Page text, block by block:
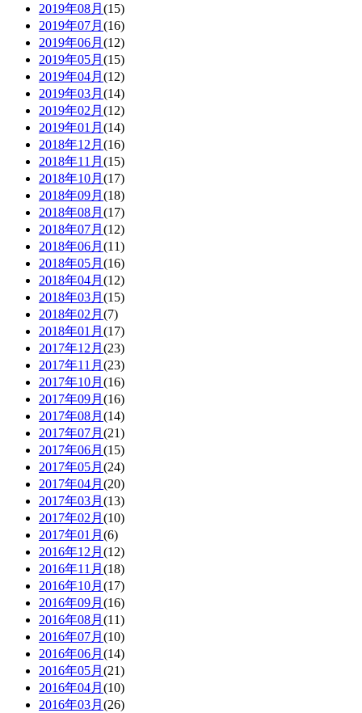
2019年08月 (15)
2019年07月 (16)
2019年06月 (12)
2019年05月 (15)
2019年04月 (12)
2019年03月 (14)
2019年02月 (12)
2019年01月 (14)
2018年12月 (16)
2018年11月 (15)
2018年10月 (17)
2018年09月 (18)
2018年08月 (17)
2018年07月 (12)
2018年06月 (11)
2018年05月 (16)
2018年04月 (12)
2018年03月 (15)
2018年02月 (7)
2018年01月 (17)
2017年12月 (23)
2017年11月 (23)
2017年10月 (16)
2017年09月 (16)
2017年08月 (14)
2017年07月 (21)
2017年06月 (15)
2017年05月 (24)
2017年04月 (20)
2017年03月 (13)
2017年02月 (10)
2017年01月 (6)
2016年12月 (12)
2016年11月 (18)
2016年10月 (17)
2016年09月 (16)
2016年08月 (11)
2016年07月 (10)
2016年06月 (14)
2016年05月 (21)
2016年04月 (10)
2016年03月 (26)